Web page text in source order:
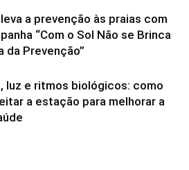
leva a prevenção às praias com
“Com o Sol Não se Brinca
da Prevenção”
luz e ritmos biológicos: como
a estação para melhorar a